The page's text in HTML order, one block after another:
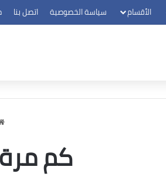
الأقسام سياسة الخصوصية اتصل بنا
كم